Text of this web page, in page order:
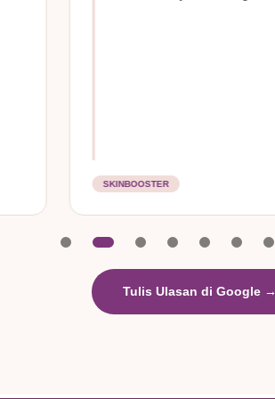
SKINBOOSTER
Tulis Ulasan di Google →